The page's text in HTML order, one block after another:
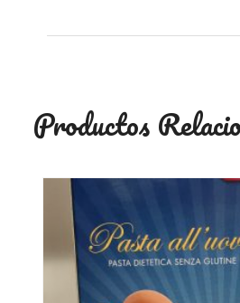
Productos